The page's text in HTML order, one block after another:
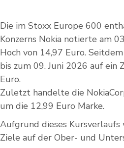
Die im Stoxx Europe 600
Konzerns Nokia notierte am
Hoch von 14,97 Euro.
bis zum 09. Juni 2026 auf ein
Euro.
Zuletzt handelte die
um die 12,99 Euro Marke.
Aufgrund dieses Kursverlaufs
Ziele auf der Ober- und